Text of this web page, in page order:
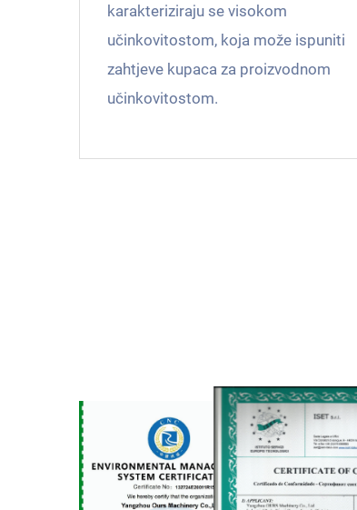
karakteriziraju se visokom
učinkovitostom, koja može ispuniti
zahtjeve kupaca za proizvodnom
učinkovitostom.